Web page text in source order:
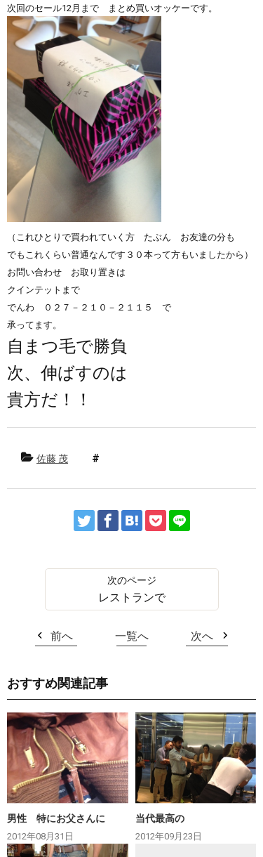
次回のセール12月まで まとめ買いオッケーです。
（これひとりで買われていく方 たぶん お友達の分も
でもこれくらい普通なんです３０本って方もいましたから）
お問い合わせ お取り置きは
クインテットまで
でんわ ０２７－２１０－２１１５ で
承ってます。
自まつ毛で勝負
次、伸ばすのは
貴方だ！！
佐藤 茂
レストランで
前へ 一覧へ 次へ
おすすめ関連記事
男性 特にお父さんに
2012年08月31日
当代最高の
2012年09月23日